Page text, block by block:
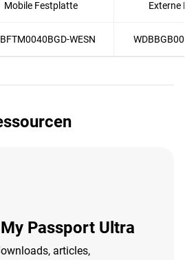
Mobile Festplatte Externe
WESN
Passport Ultra
articles,